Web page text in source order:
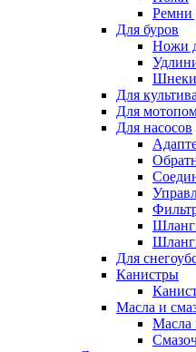
Ремни
Для буров
Ножи
Шнеки
Для
Для
Для насосов
Для
Канистры
Масла и
Масла